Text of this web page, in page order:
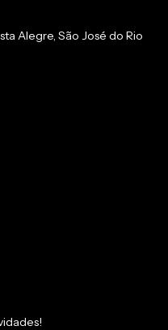
Alegre, São José do Rio